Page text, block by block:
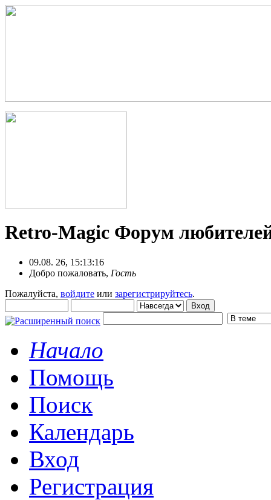
Retro-Magic Форум
09.08. 26, 15:13:16
Добро пожаловать, Гость
Пожалуйста, войдите или зарегистрируйтесь.
Начало
Помощь
Поиск
Календарь
Вход
Регистрация